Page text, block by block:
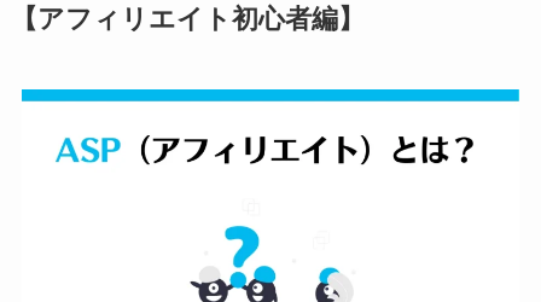
【アフィリエイト初心者編】